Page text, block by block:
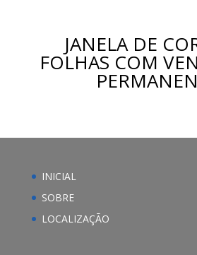
JANELA DE
FOLHAS COM
INICIAL
SOBRE
LOCALIZAÇÃO